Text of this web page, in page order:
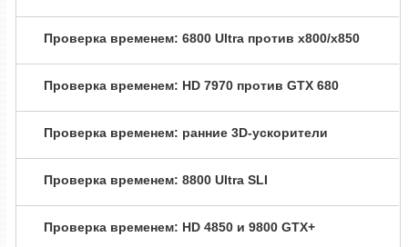
Проверка временем: 6800 Ultra против x800/x850
Проверка временем: HD 7970 против GTX 680
Проверка временем: ранние 3D-ускорители
Проверка временем: 8800 Ultra SLI
Проверка временем: HD 4850 и 9800 GTX+